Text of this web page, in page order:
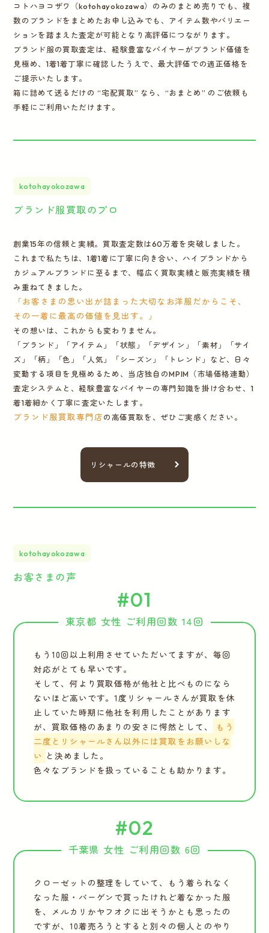
コトハヨコザワ（kotohayokozawa）のみのまとめ売りでも、複
数のブランドをまとめたお申し込みでも、アイテム数やバリエー
ションを踏まえた査定が可能となり高評価につながります。
ブランド服の買取査定は、経験豊富なバイヤーがブランド価値を
見極め、1着1着丁寧に確認したうえで、最大評価での適正価格を
ご提示いたします。
箱に詰めて送るだけの “宅配買取” なら、“おまとめ” のご依頼も
手軽にご利用いただけます。
kotohayokozawa
ブランド服買取のプロ
創業15年の信頼と実績。買取査定数は60万着を突破しました。
これまで私たちは、1着1着に丁寧に向き合い、ハイブランドから
カジュアルブランドに至るまで、幅広く買取実績と販売実績を積
み重ねてきました。
「お客さまの思い出が詰まった大切なお洋服だからこそ、
その一着に最高の価値を見出す。」
その想いは、これからも変わりません。
「ブランド」「アイテム」「状態」「デザイン」「素材」「サイ
ズ」「柄」「色」「人気」「シーズン」「トレンド」など、日々
変動する項目を見極めるため、当店独自のMPIM（市場価格連動）
査定システムと、経験豊富なバイヤーの専門知識を掛け合わせ、1
着1着細かく丁寧に査定いたします。
ブランド服買取専門店の高価買取を、ぜひご実感ください。
リシャールの特徴
kotohayokozawa
お客さまの声
#01
東京都 女性 ご利用回数 14回
もう10回以上利用させていただいてますが、毎回
対応がとても早いです。
そして、何より買取価格が他社と比べものになら
ないほど高いです。1度リシャールさんが買取を休
止していた時期に他社を利用したことがあります
が、買取価格のあまりの安さに愕然として、
もう
二度とリシャールさん以外には買取をお願いしな
い と決めました。
色々なブランドを扱っていることも助かります。
#02
千葉県 女性 ご利用回数 6回
クローゼットの整理をしていて、もう着られなく
なった服・バーゲンで買ったけれど着なかった服
を、メルカリかヤフオクに出そうかとも思ったの
ですが、10着売ろうとすると別々の個人とのやり